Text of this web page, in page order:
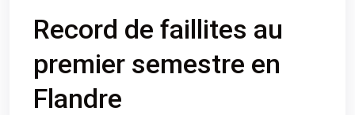
Record de faillites au
premier semestre en
Flandre